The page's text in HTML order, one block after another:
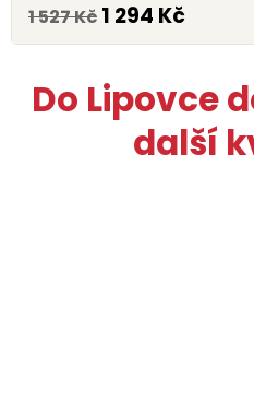
1 527 Kč 1 294 Kč
Do Lipovce
další